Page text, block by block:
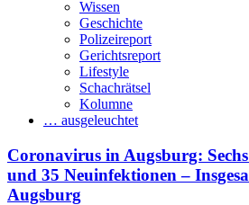
Wissen
Geschichte
Polizeireport
Gerichtsreport
Lifestyle
Schachrätsel
Kolumne
… ausgeleuchtet
Coronavirus in Augsburg:
und 35 Neuinfektionen –
Augsburg